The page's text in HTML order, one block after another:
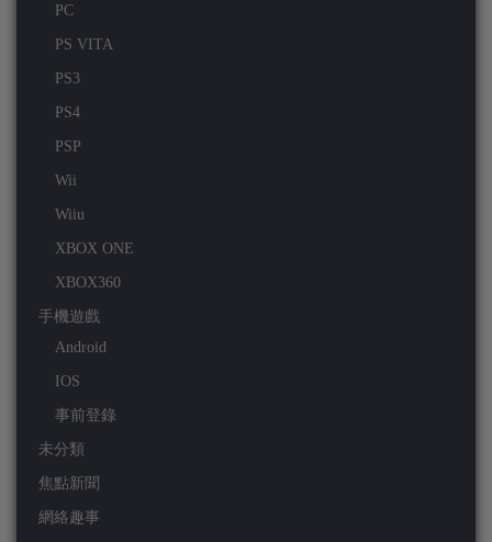
PC
PS VITA
PS3
PS4
PSP
Wii
Wiiu
XBOX ONE
XBOX360
手機遊戲
Android
IOS
事前登錄
未分類
焦點新聞
網絡趣事